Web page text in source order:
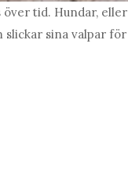
tid. Hundar, eller
slickar sina valpar för